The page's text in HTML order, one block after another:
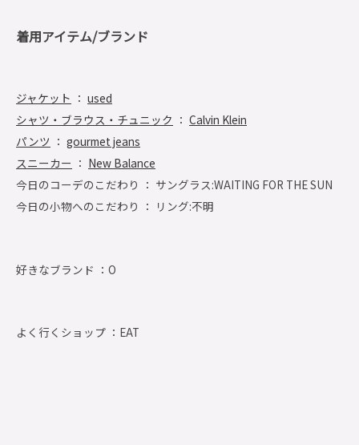
着用アイテム/ブランド
ジャケット ： used
シャツ・ブラウス・チュニック ： Calvin Klein
パンツ ： gourmet jeans
スニーカー ： New Balance
今日のコーデのこだわり ： サングラス:WAITING FOR THE SUN
今日の小物へのこだわり ： リング:不明
好きなブランド ： O
よく行くショップ ： EAT